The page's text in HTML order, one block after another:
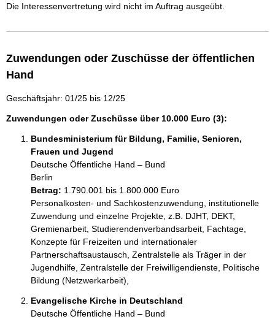
Die Interessenvertretung wird nicht im Auftrag ausgeübt.
Zuwendungen oder Zuschüsse der öffentlichen
Hand
Geschäftsjahr: 01/25 bis 12/25
Zuwendungen oder Zuschüsse über 10.000 Euro (3):
Bundesministerium für Bildung, Familie, Senioren,
Frauen und Jugend
Deutsche Öffentliche Hand – Bund
Berlin
Betrag: 1.790.001 bis 1.800.000 Euro
Personalkosten- und Sachkostenzuwendung, institutionelle
Zuwendung und einzelne Projekte, z.B. DJHT, DEKT,
Gremienarbeit, Studierendenverbandsarbeit, Fachtage,
Konzepte für Freizeiten und internationaler
Partnerschaftsaustausch, Zentralstelle als Träger in der
Jugendhilfe, Zentralstelle der Freiwilligendienste, Politische
Bildung (Netzwerkarbeit),
Evangelische Kirche in Deutschland
Deutsche Öffentliche Hand – Bund